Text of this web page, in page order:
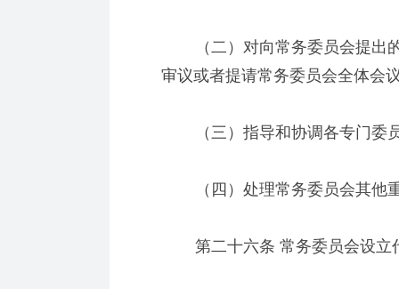
（二）对向常务委员会提出的
审议或者提请常务委员会全体会
（三）指导和协调各专门委
（四）处理常务委员会其他
第二十六条 常务委员会设立